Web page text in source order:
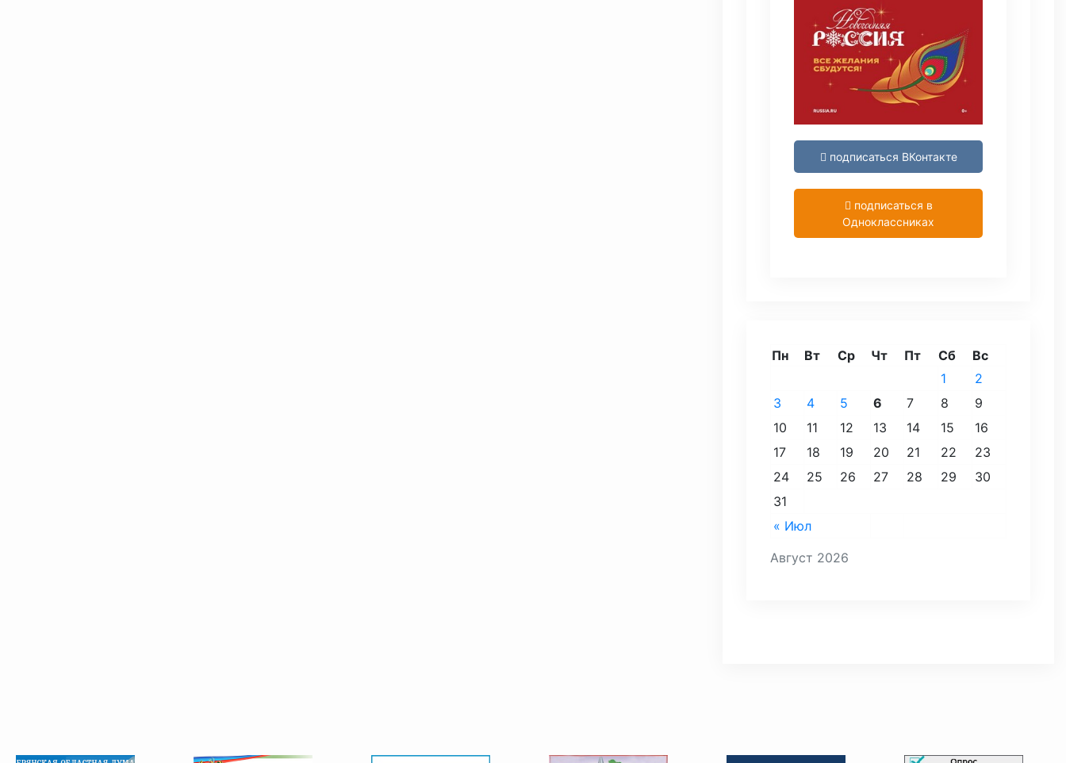
подписаться ВКонтакте
подписаться в
Одноклассниках
Август 2026
Пн Вт Ср Чт Пт Сб Вс
« Июл
1
2
3
4 5 6 7 8
9
10
11 12 13 14 15
16
17
18 19 20 21 22
23
24
25 26 27 28 29
30
31